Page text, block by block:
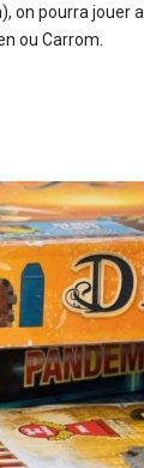
on pourra jouer
ou Carrom.